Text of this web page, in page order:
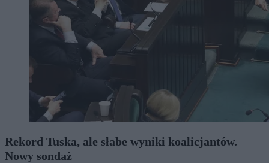
Rekord Tuska, ale słabe wyniki koalicjantów.
Nowy sondaż